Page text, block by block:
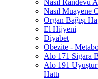
Nasıl Randevu
Nasıl Muayene
Organ Bağışı
El Hijyeni
Diyabet
Obezite -
Alo 171 Sigara
Alo 191
Hattı